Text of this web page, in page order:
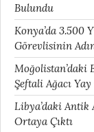
Bulundu
Konya’da 3.500
Görevlisinin
Moğolistan’daki
Şeftali Ağacı
Libya’daki
Ortaya Çıktı